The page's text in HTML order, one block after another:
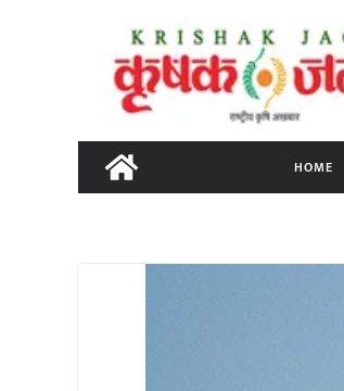
content
HOME